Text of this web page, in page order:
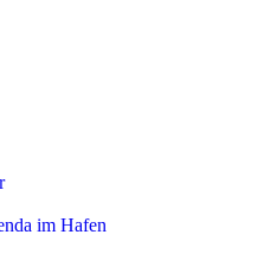
im Hafen